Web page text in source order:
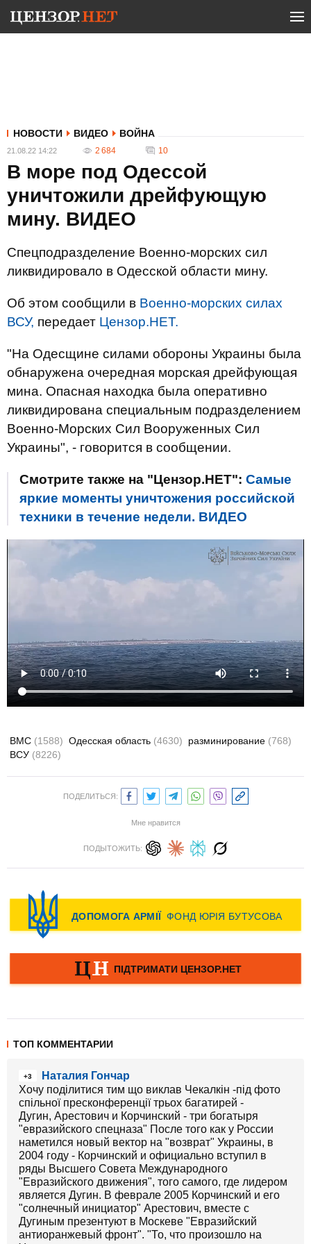
НОВОСТИ ВИДЕО ВОЙНА
21.08.22 14:22 2 684 10
В море под Одессой
уничтожили дрейфующую
мину. ВИДЕО
Спецподразделение Военно-морских сил
ликвидировало в Одесской области мину.
Об этом сообщили в Военно-морских силах
ВСУ, передает Цензор.НЕТ.
"На Одесщине силами обороны Украины была
обнаружена очередная морская дрейфующая
мина. Опасная находка была оперативно
ликвидирована специальным подразделением
Военно-Морских Сил Вооруженных Сил
Украины", - говорится в сообщении.
Смотрите также на "Цензор.НЕТ": Самые
яркие моменты уничтожения российской
техники в течение недели. ВИДЕО
ВМС (1588) Одесская область (4630) разминирование (768)
ВСУ (8226)
ПОДЕЛИТЬСЯ:
Мне нравится
ПОДЫТОЖИТЬ:
ТОП КОММЕНТАРИИ
+3
Наталия Гончар
Хочу поділитися тим що виклав Чекалкін -під фото
спільної пресконференції трьох багатирей -
Дугин, Арестович и Корчинский - три богатыря
"евразийского спецназа" После того как у России
наметился новый вектор на "возврат" Украины, в
2004 году - Корчинский и официально вступил в
ряды Высшего Совета Международного
"Евразийского движения", того самого, где лидером
является Дугин. В феврале 2005 Корчинский и его
"солнечный инициатор" Арестович, вместе с
Дугиным презентуют в Москеве "Евразийский
антиоранжевый фронт". "То, что произошло на